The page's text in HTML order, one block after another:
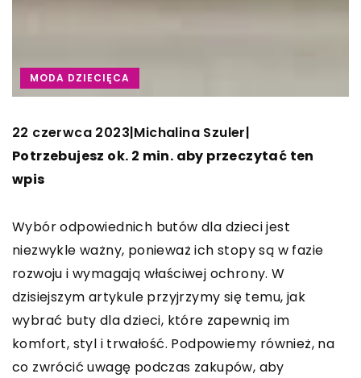
MODA DZIECIĘCA
22 czerwca 2023|Michalina Szuler|
Potrzebujesz ok. 2 min. aby przeczytać ten
wpis
Wybór odpowiednich butów dla dzieci jest
niezwykle ważny, ponieważ ich stopy są w fazie
rozwoju i wymagają właściwej ochrony. W
dzisiejszym artykule przyjrzymy się temu, jak
wybrać buty dla dzieci, które zapewnią im
komfort, styl i trwałość. Podpowiemy również, na
co zwrócić uwagę podczas zakupów, aby